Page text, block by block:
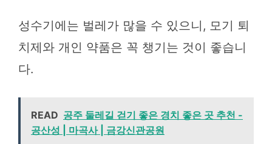
성수기에는 벌레가 많을 수 있으니, 모기 퇴
치제와 개인 약품은 꼭 챙기는 것이 좋습니
다.
READ 공주 둘레길 걷기 좋은 경치 좋은 곳 추천 -
공산성 | 마곡사 | 금강신관공원